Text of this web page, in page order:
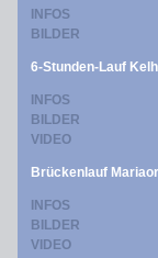
INFOS
BILDER
6-Stunden-Lauf
INFOS
BILDER
VIDEO
Brückenlauf
INFOS
BILDER
VIDEO